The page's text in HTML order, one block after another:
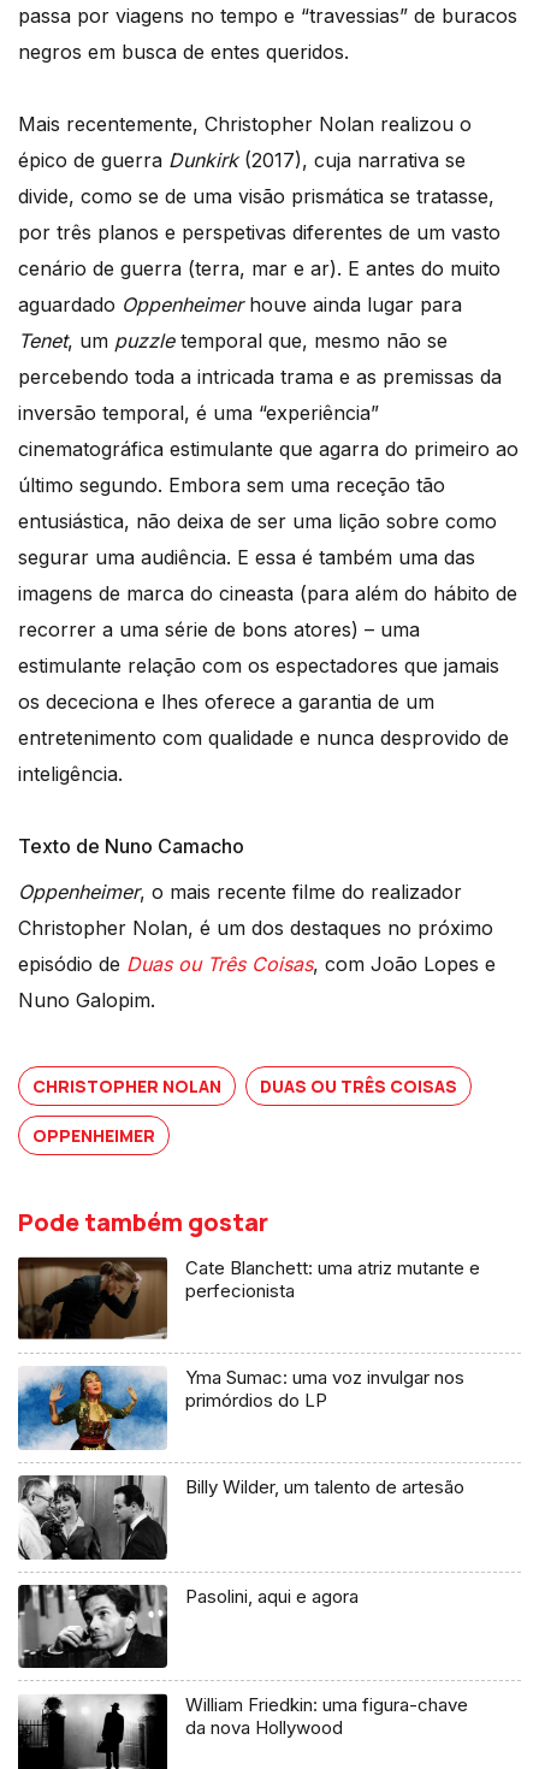
passa por viagens no tempo e “travessias” de buracos
negros em busca de entes queridos.
Mais recentemente, Christopher Nolan realizou o
épico de guerra Dunkirk(2017), cuja narrativa se
divide, como se de uma visão prismática se tratasse,
por três planos e perspetivas diferentes de um vasto
cenário de guerra (terra, mar e ar). E antes do muito
aguardado Oppenheimerhouve ainda lugar para
Tenet, um puzzletemporal que, mesmo não se
percebendo toda a intricada trama e as premissas da
inversão temporal, é uma “experiência”
cinematográfica estimulante que agarra do primeiro ao
último segundo. Embora sem uma receção tão
entusiástica, não deixa de ser uma lição sobre como
segurar uma audiência. E essa é também uma das
imagens de marca do cineasta (para além do hábito de
recorrer a uma série de bons atores) – uma
estimulante relação com os espectadores que jamais
os dececiona e lhes oferece a garantia de um
entretenimento com qualidade e nunca desprovido de
inteligência.
Texto de Nuno Camacho
Oppenheimer, o mais recente filme do realizador
Christopher Nolan, é um dos destaques no próximo
episódio de Duas ou Três Coisas, com João Lopes e
Nuno Galopim.
CHRISTOPHER NOLAN DUAS OU TRÊS COISAS
OPPENHEIMER
Pode também gostar
Cate Blanchett: uma atriz mutante e
perfecionista
Yma Sumac: uma voz invulgar nos
primórdios do LP
Billy Wilder, um talento de artesão
Pasolini, aqui e agora
William Friedkin: uma figura-chave
da nova Hollywood